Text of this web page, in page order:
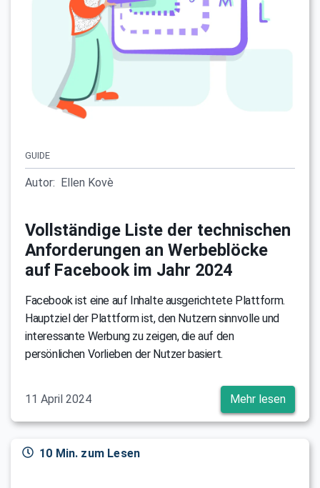
GUIDE
Autor: Ellen Kovè
Vollständige Liste der technischen
Anforderungen an Werbeblöcke
auf Facebook im Jahr 2024
Facebook ist eine auf Inhalte ausgerichtete Plattform.
Hauptziel der Plattform ist, den Nutzern sinnvolle und
interessante Werbung zu zeigen, die auf den
persönlichen Vorlieben der Nutzer basiert.
11 April 2024 Mehr lesen
10 Min. zum Lesen